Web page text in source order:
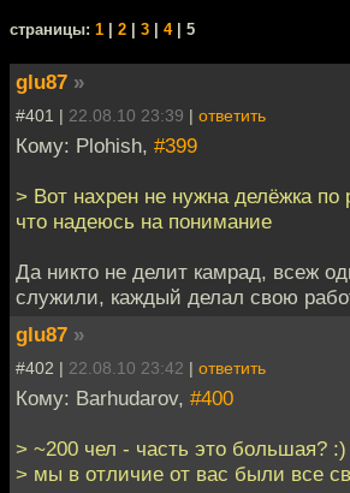
cтраницы: 1 2 3 4| 5
glu87 »
#401 | 22.08.10 23:39 | ответить
Кому: Plohish, #399
> Вот нахрен не нужна делёжка по
что надеюсь на понимание
Да никто не делит камрад, всеж
служили, каждый делал свою
glu87 »
#402 | 22.08.10 23:42 | ответить
Кому: Barhudarov, #400
> ~200 чел - часть это большая? :)
> мы в отличие от вас были все